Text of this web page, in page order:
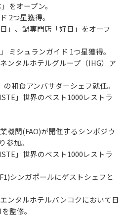
をオープン。
2つ星獲得。
」、鍋専門店「好日」をオープ
ミシュランガイド 1つ星獲得。
ンタルホテルグループ（IHG）ア
和食アンバサダーシェフ就任。
」世界のベスト1000レストラ
機関(FAO)が開催するシンポジウ
参加。
」世界のベスト1000レストラ
シンガポールにゲストシェフと
ンタルホテルバンコクにおいて日
監修。